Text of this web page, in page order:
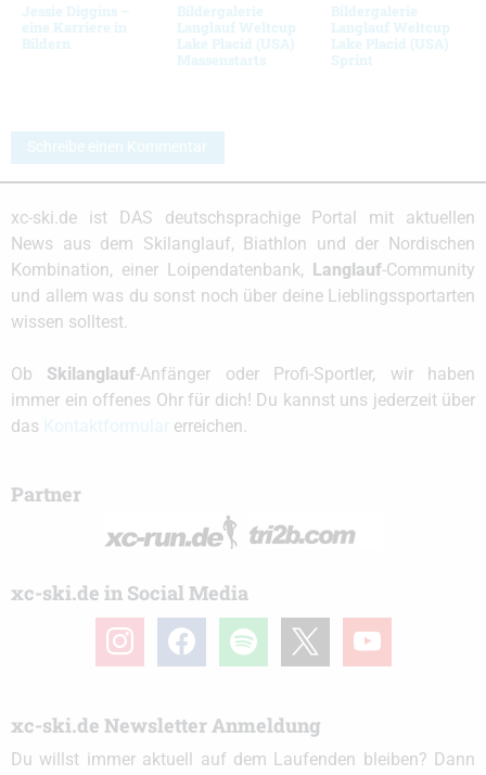
Jessie Diggins –
eine Karriere in
Bildern
Bildergalerie
Langlauf Weltcup
Lake Placid (USA)
Massenstarts
Bildergalerie
Langlauf Weltcup
Lake Placid (USA)
Sprint
Schreibe einen Kommentar
xc-ski.de ist DAS deutschsprachige Portal mit aktuellen
News aus dem Skilanglauf, Biathlon und der Nordischen
Kombination, einer Loipendatenbank,
Langlauf-Community
und allem was du sonst noch über deine Lieblingssportarten
wissen solltest.
Ob Skilanglauf-Anfänger oder Profi-Sportler, wir haben
immer ein offenes Ohr für dich! Du kannst uns jederzeit über
das
erreichen.
Partner
xc-ski.de in Social Media
instagramfacebook spotify youtube
xc-ski.de Newsletter Anmeldung
Du willst immer aktuell auf dem Laufenden bleiben? Dann